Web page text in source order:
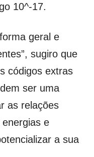
10^-17.
geral e
sugiro que
códigos extras
ser uma
as relações
e
a sua